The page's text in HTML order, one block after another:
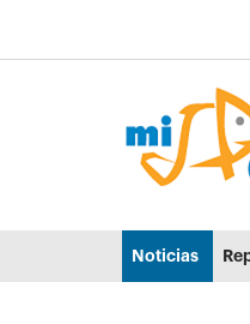
Ir al menú principal (alt +
Noticias